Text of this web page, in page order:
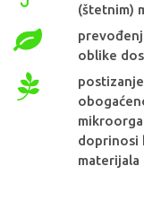
(štetnim)
oblike
doprinosi
materijala